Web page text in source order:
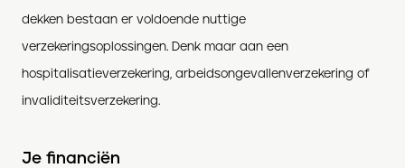
dekken bestaan er voldoende nuttige
verzekeringsoplossingen. Denk maar aan een
hospitalisatieverzekering, arbeidsongevallenverzekering of
invaliditeitsverzekering.
Je financiën